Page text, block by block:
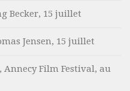
Becker, 15 juillet
Jensen, 15 juillet
Annecy Film Festival, au